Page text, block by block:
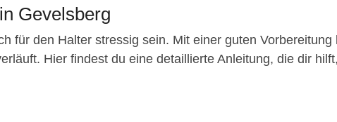
Gevelsberg
für den Halter stressig sein. Mit einer guten
Hier findest du eine detaillierte Anleitung, die dir